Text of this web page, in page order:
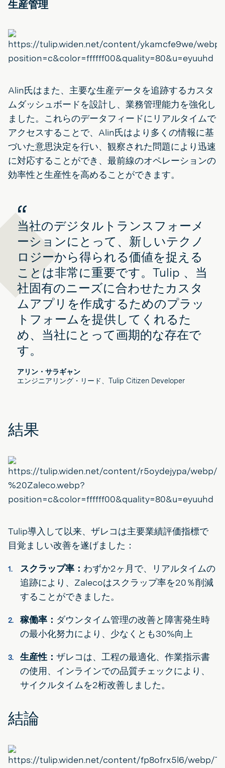
生産管理
Alin氏はまた、主要な生産データを追跡するカスタ
ムダッシュボードを設計し、業務管理能力を強化し
ました。これらのデータフィードにリアルタイムで
アクセスすることで、Alin氏はより多くの情報に基
づいた意思決定を行い、観察された問題により迅速
に対応することができ、最前線のオペレーションの
効率性と生産性を高めることができます。
当社のデジタルトランスフォーメ
ーションにとって、新しいテクノ
ロジーから得られる価値を捉える
ことは非常に重要です。Tulip 、当
社固有のニーズに合わせたカスタ
ムアプリを作成するためのプラッ
トフォームを提供してくれるた
め、当社にとって画期的な存在で
す。
アリン・サラギャン
エンジニアリング・リード、Tulip Citizen Developer
結果
Tulip導入して以来、ザレコは主要業績評価指標で
目覚ましい改善を遂げました：
スクラップ率： わずか2ヶ月で、リアルタイムの
追跡により、Zalecoはスクラップ率を20％削減
することができました。
稼働率： ダウンタイム管理の改善と障害発生時
の最小化努力により、少なくとも30%向上
生産性： ザレコは、工程の最適化、作業指示書
の使用、インラインでの品質チェックにより、
サイクルタイムを2桁改善しました。
結論